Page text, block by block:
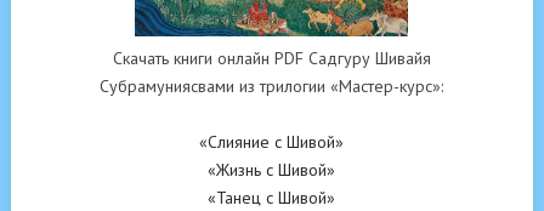
Скачать книги онлайн PDF Садгуру Шивайя
Субрамуниясвами из трилогии «Мастер-курс»:
«Слияние с Шивой»
«Жизнь с Шивой»
«Танец с Шивой»